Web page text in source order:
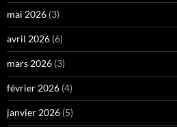
mai 2026 (3)
avril 2026 (6)
mars 2026 (3)
février 2026 (4)
janvier 2026 (5)